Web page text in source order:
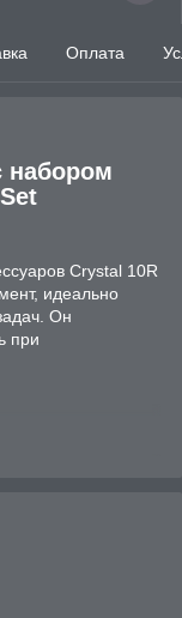
Оплата
набором
Crystal 10R
идеально
Он
при